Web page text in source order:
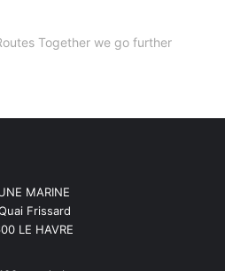
Together we go further
MARINE
Frissard
LE HAVRE